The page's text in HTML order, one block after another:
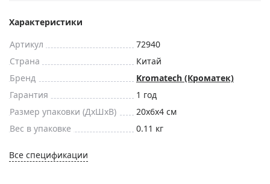
Характеристики
Артикул
72940
Страна
Китай
Бренд
Kromatech (Кроматек)
Гарантия
1 год
Размер упаковки (ДxШxВ)
20x6x4 см
Вес в упаковке
0.11 кг
Все спецификации